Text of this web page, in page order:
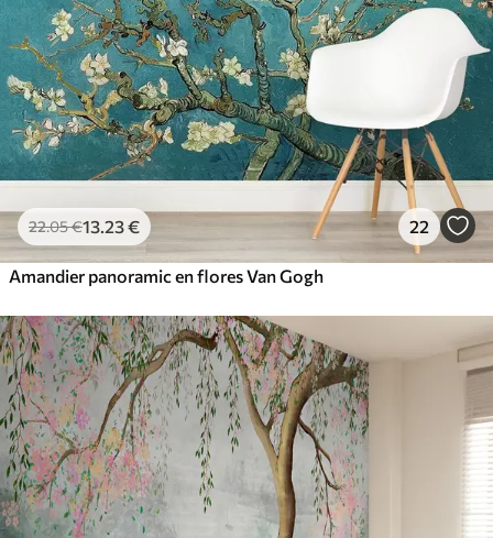
22.05€13 .23€ 22
Amandier panoramic en flores Van Gogh